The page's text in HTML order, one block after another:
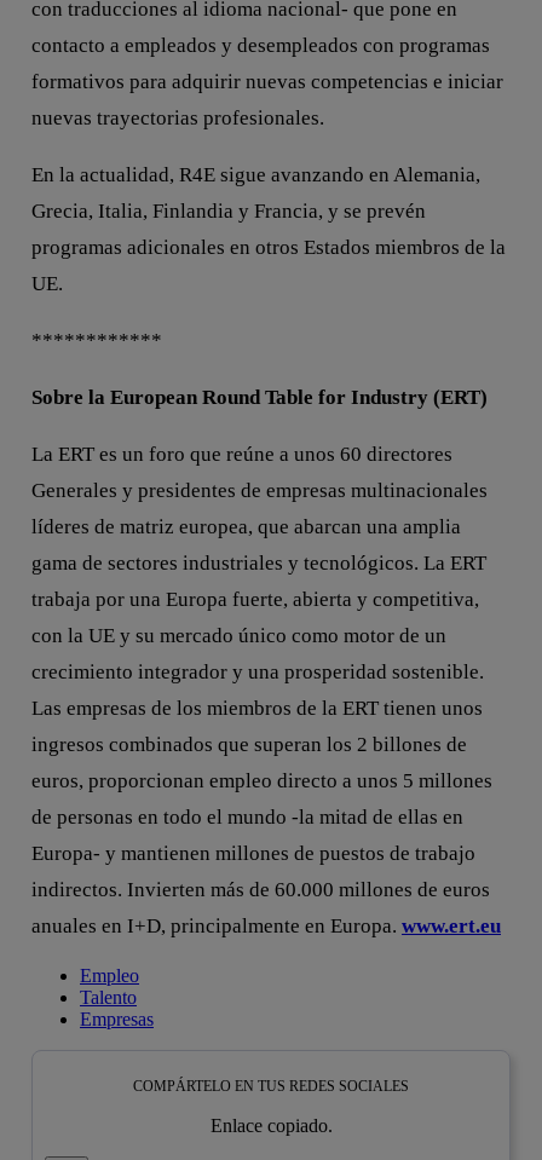
con traducciones al idioma nacional- que pone en
contacto a empleados y desempleados con programas
formativos para adquirir nuevas competencias e iniciar
nuevas trayectorias profesionales.
En la actualidad, R4E sigue avanzando en Alemania,
Grecia, Italia, Finlandia y Francia, y se prevén
programas adicionales en otros Estados miembros de la
UE.
************
Sobre la European Round Table for Industry (ERT)
La ERT es un foro que reúne a unos 60 directores
Generales y presidentes de empresas multinacionales
líderes de matriz europea, que abarcan una amplia
gama de sectores industriales y tecnológicos. La ERT
trabaja por una Europa fuerte, abierta y competitiva,
con la UE y su mercado único como motor de un
crecimiento integrador y una prosperidad sostenible.
Las empresas de los miembros de la ERT tienen unos
ingresos combinados que superan los 2 billones de
euros, proporcionan empleo directo a unos 5 millones
de personas en todo el mundo -la mitad de ellas en
Europa- y mantienen millones de puestos de trabajo
indirectos. Invierten más de 60.000 millones de euros
anuales en I+D, principalmente en Europa. www.ert.eu
Empleo
Talento
Empresas
COMPÁRTELO EN TUS REDES SOCIALES
Enlace copiado.